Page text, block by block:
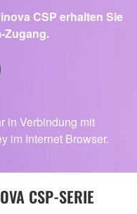
CSP erhalten Sie
Zugang.
in Verbindung mit
im Internet Browser.
CSP-SERIE